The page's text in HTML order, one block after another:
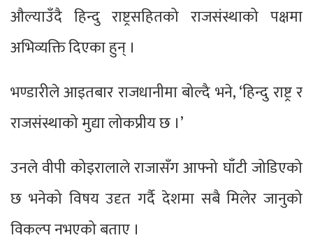
औल्याउँदै हिन्दु राष्ट्रसहितको राजसंस्थाको पक्षमा
अभिव्यक्ति दिएका हुन् ।
भण्डारीले आइतबार राजधानीमा बोल्दै भने, ‘हिन्दु राष्ट्र र
राजसंस्थाको मुद्या लोकप्रीय छ ।’
उनले वीपी कोइरालाले राजासँग आफ्नो घाँटी जोडिएको
छ भनेको विषय उदृत गर्दै देशमा सबै मिलेर जानुको
विकल्प नभएको बताए ।